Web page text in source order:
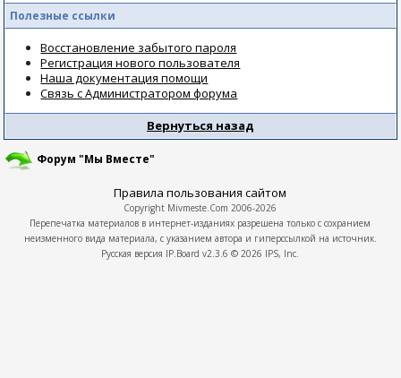
Полезные ссылки
Восстановление забытого пароля
Регистрация нового пользователя
Наша документация помощи
Связь с Администратором форума
Вернуться назад
Форум "Мы Вместе"
Правила пользования сайтом
Copyright Mivmeste.Com 2006-2026
Перепечатка материалов в интернет-изданиях разрешена только с сохранием
неизменного вида материала, с указанием автора и гиперссылкой на источник.
Русская версия IP.Board v2.3.6 © 2026 IPS, Inc.